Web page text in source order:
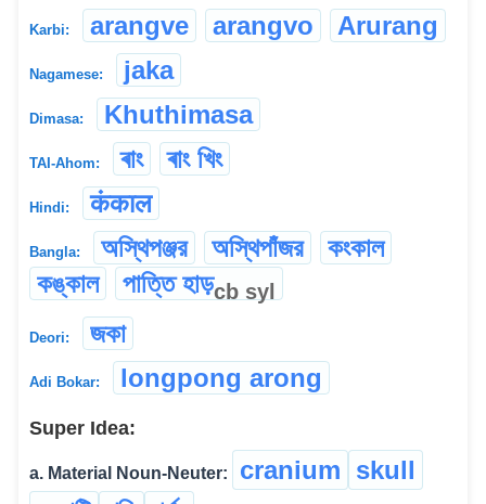
Karbi: arangve arangvo Arurang
Nagamese: jaka
Dimasa: Khuthimasa
TAI-Ahom: ৰাং ৰাং খিং
Hindi: कंकाल
Bangla: অস্থিপঞ্জর অস্থিপাঁজর
কংকাল
কঙ্কাল
পাত্তি হাড়cb syl
Deori: জকা
Adi Bokar: longpong arong
Super Idea:
a. Material Noun-Neuter: cranium skull